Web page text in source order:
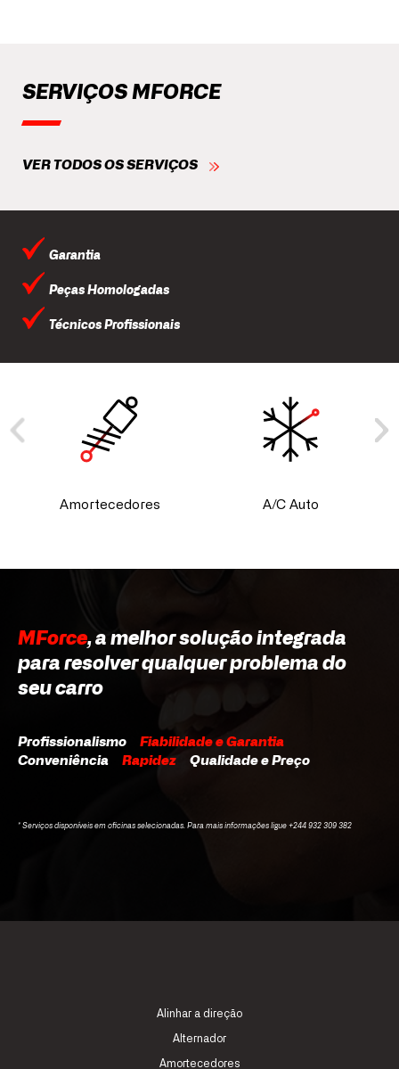
SERVIÇOS MFORCE
VER TODOS OS SERVIÇOS
Garantia
Peças Homologadas
Técnicos Profissionais
Amortecedores A/C Auto
MForce, a melhor solução integrada
para resolver qualquer problema do
seu carro
Profissionalismo Fiabilidade e Garantia
Conveniência Rapidez Qualidade e Preço
* Serviços disponíveis em oficinas selecionadas. Para mais informações ligue +244 932 309 382
Alinhar a direção
Alternador
Amortecedores